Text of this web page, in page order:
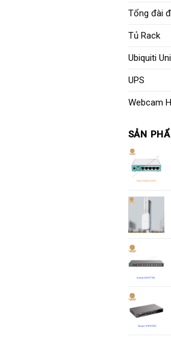
Tổng đài
Tủ Rack
Ubiquiti
UPS
Webcam
SẢN